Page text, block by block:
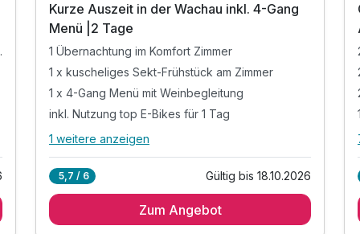
Kurze Auszeit in der Wachau inkl. 4-Gang
Menü |2 Tage
1 Übernachtung im Komfort Zimmer
1 x kuscheliges Sekt-Frühstück am Zimmer
1 x 4-Gang Menü mit Weinbegleitung
inkl. Nutzung top E-Bikes für 1 Tag
Alle Inklusivleistungen
1 x kuscheliges Sekt-Frühstück am Zimmer
1 weitere anzeigen
5,7 / 6 Gültig bis 18.10.2026
Zum Angebot